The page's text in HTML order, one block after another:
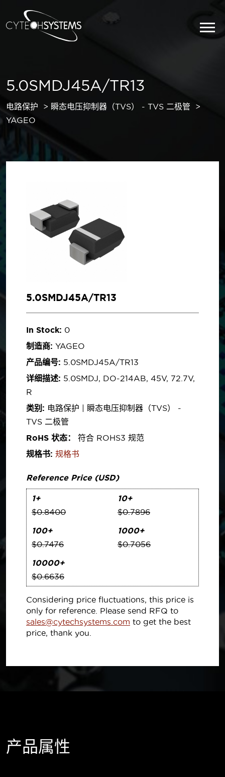
5.0SMDJ45A/TR13
电路保护
瞬态电压抑制器（TVS） - TVS 二极管
YAGEO
5.0SMDJ45A/TR13
In Stock: 0
制造商: YAGEO
产品编号: 5.0SMDJ45A/TR13
详细描述: 5.0SMDJ, DO-214AB, 45V, 72.7V,
R
类别: 电路保护 | 瞬态电压抑制器（TVS） -
TVS 二极管
RoHS 状态：
符合 ROHS3 规范
规格书: 规格书
Reference Price (USD)
1+
$0.8400
10+
$0.7896
100+
$0.7476
1000+
$0.7056
10000+
$0.6636
Considering price fluctuations, this price is
only for reference. Please send RFQ to
sales@cytechsystems.com to get the best
price, thank you.
产品属性